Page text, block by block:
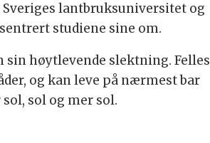
lantbruksuniversitet og
studiene sine om.
høytlevende slektning. Felles
og kan leve på nærmest bar
sol og mer sol.